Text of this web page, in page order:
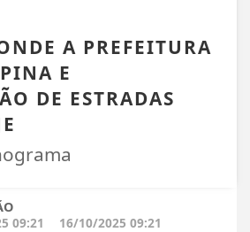
A PREFEITURA
E
DE ESTRADAS
09:21
16/10/2025 09:21